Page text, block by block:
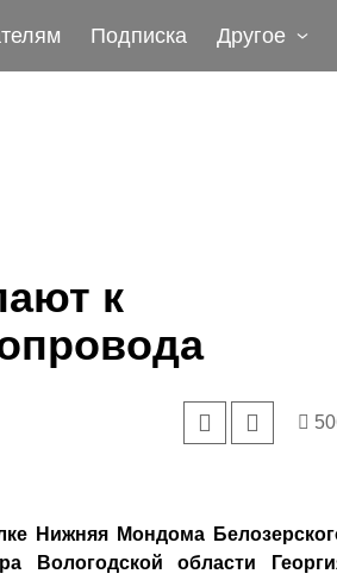
Подписка Другое
к
Нижняя Мондома
Вологодской области